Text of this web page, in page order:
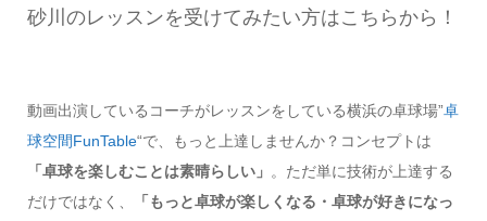
砂川のレッスンを受けてみたい方はこちらから！
動画出演しているコーチがレッスンをしている横浜の卓球場”卓
球空間FunTable“で、もっと上達しませんか？コンセプトは
「卓球を楽しむことは素晴らしい」 。ただ単に技術が上達する
だけではなく、
「もっと卓球が楽しくなる・卓球が好きになっ